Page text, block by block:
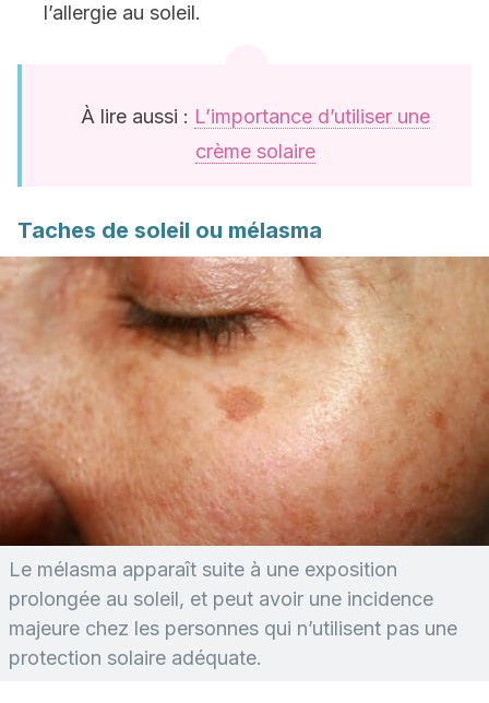
l’allergie au soleil.
À lire aussi : L’importance d’utiliser une
crème solaire
Taches de soleil ou mélasma
Le mélasma apparaît suite à une exposition
prolongée au soleil, et peut avoir une incidence
majeure chez les personnes qui n’utilisent pas une
protection solaire adéquate.